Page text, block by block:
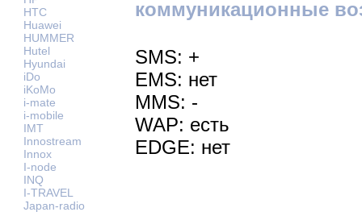
HTC
Huawei
HUMMER
Hutel
Hyundai
iDo
iKoMo
i-mate
i-mobile
IMT
Innostream
Innox
I-node
INQ
I-TRAVEL
Japan-radio
коммуникационные
SMS: +
EMS: нет
MMS: -
WAP: есть
EDGE: нет